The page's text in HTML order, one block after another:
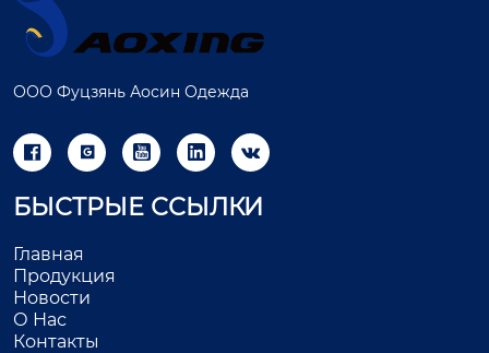
ООО Фуцзянь Аосин Одежда
    
БЫСТРЫЕ ССЫЛКИ
Главная
Продукция
Новости
О Нас
Контакты